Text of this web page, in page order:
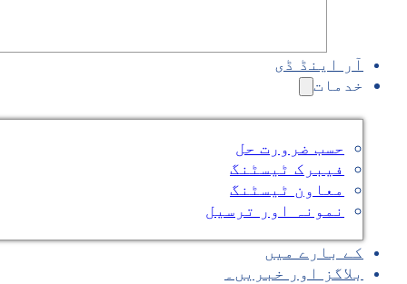
آر اینڈ ڈی
خدمات
حسب ضرورت حل
فیبرک ٹیسٹنگ
معاون ٹیسٹنگ
نمونہ اور ترسیل
کے بارے میں
بلاگز اور خبریں۔